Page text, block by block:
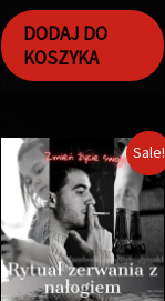
na
5
DODAJ DO
KOSZYKA
Sale!